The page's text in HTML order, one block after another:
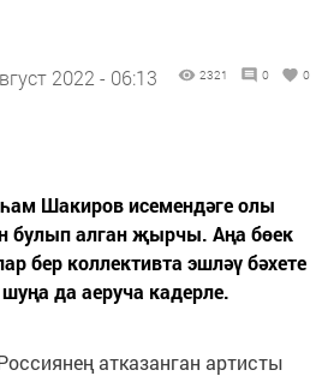
2022 - 06:13 2321 0 0
Шакиров исемендәге олы
булып алган җырчы. Аңа бөек
бер коллективта эшләү бәхете
да аеруча кадерле.
атказанган артисты